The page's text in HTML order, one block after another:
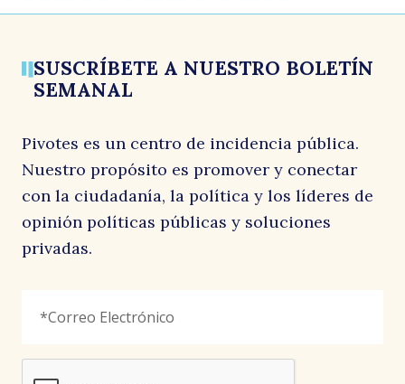
La Tercera, conversa con José Antonio Valenzuela
SUSCRÍBETE A NUESTRO BOLETÍN
SEMANAL
señala
Electrónico *
reCAPTCHA
Pivotes es un centro de incidencia pública.
Nuestro propósito es promover y conectar
con la ciudadanía, la política y los líderes de
opinión políticas públicas y soluciones
privadas.